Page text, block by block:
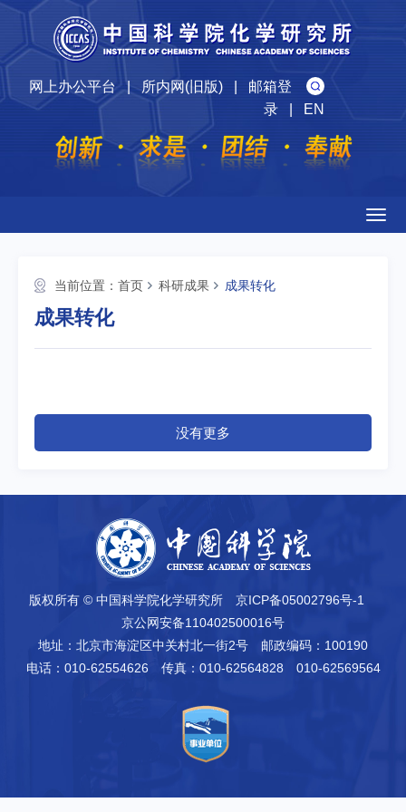
网上办公平台|所内网(旧版)| 邮箱登
录| EN
当前位置： 首页 科研成果 成果转化
成果转化
没有更多
版权所有 © 中国科学院化学研究所
京ICP备05002796号-1
京公网安备110402500016号
地址：北京市海淀区中关村北一街2号
邮政编码：100190
电话：010-62554626
传真：010-62564828 010-62569564